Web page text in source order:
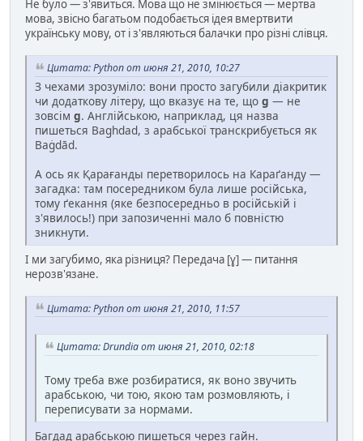
Не було — з'явиться. Мова що не змінюється — мертва
мова, звісно багатьом подобається ідея вмертвити
українську мову, от і з'являються балачки про різні слівця.
Цитата: Python от июня 21, 2010, 10:27
З чехами зрозуміло: вони просто загубили діакритик
чи додаткову літеру, що вказує на те, що g — не
зовсім g. Англійською, наприклад, ця назва
пишеться Baghdad, з арабської транскрибується як
Baġdād.
А ось як Қарағанды перетворилось на Караґанду —
загадка: там посередником була лише російська,
тому ґекання (яке безпосередньо в російській і
з'явилось!) при запозиченні мало б повністю
зникнути.
І ми загубимо, яка різниця? Передача [ɣ] — питання
нерозв'язане.
Цитата: Python от июня 21, 2010, 11:57
Цитата: Drundia от июня 21, 2010, 02:18
Тому треба вже розбиратися, як воно звучить
арабською, чи тою, якою там розмовляють, і
переписувати за нормами.
Багдад арабською пишеться через гайн.